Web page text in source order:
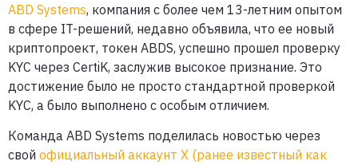
ABD Systems, компания с более чем 13-летним опытом
в сфере IT-решений, недавно объявила, что ее новый
криптопроект, токен ABDS, успешно прошел проверку
KYC через CertiK, заслужив высокое признание. Это
достижение было не просто стандартной проверкой
KYC, а было выполнено с особым отличием.
Команда ABD Systems поделилась новостью через
свой официальный аккаунт X (ранее известный как